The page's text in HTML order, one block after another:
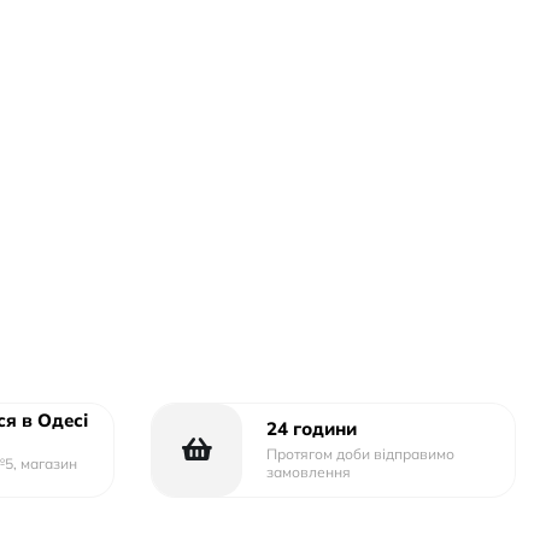
в Одесі
магазин
24 години
Протягом доби відправимо
замовлення